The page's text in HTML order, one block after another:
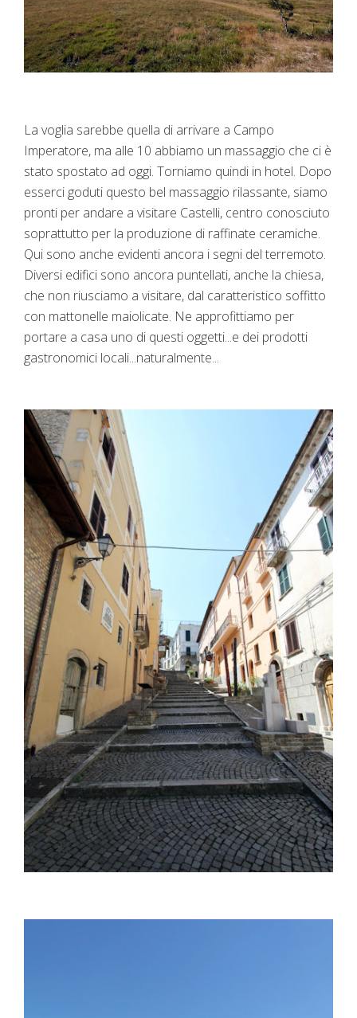
La voglia sarebbe quella di arrivare a Campo
Imperatore, ma alle 10 abbiamo un massaggio che ci è
stato spostato ad oggi. Torniamo quindi in hotel. Dopo
esserci goduti questo bel massaggio rilassante, siamo
pronti per andare a visitare Castelli, centro conosciuto
soprattutto per la produzione di raffinate ceramiche.
Qui sono anche evidenti ancora i segni del terremoto.
Diversi edifici sono ancora puntellati, anche la chiesa,
che non riusciamo a visitare, dal caratteristico soffitto
con mattonelle maiolicate. Ne approfittiamo per
portare a casa uno di questi oggetti...e dei prodotti
gastronomici locali...naturalmente...